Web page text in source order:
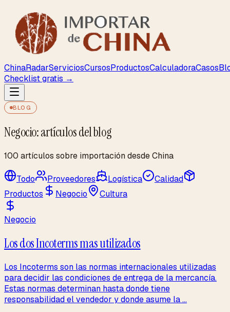
ChinaRadarServiciosCursosProductosCalculadoraCasos
Checklist gratis →
BLOG
Negocio: artículos del blog
100 artículos sobre importación desde China
Todo Proveedores Logística
Calidad
Productos
Negocio Cultura
Negocio
Los dos Incoterms mas utilizados
Los Incoterms son las normas internacionales utilizadas
para decidir las condiciones de entrega de la mercancía.
Estas normas determinan hasta donde tiene
responsabilidad el vendedor y donde asume la ...